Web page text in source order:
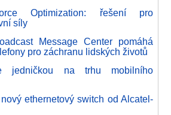
Optimization: řešení pro
síly
Message Center pomáhá
pro záchranu lidských životů
jedničkou na trhu mobilního
ethernetový switch od Alcatel-